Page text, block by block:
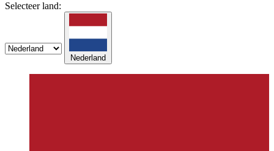
Selecteer land:
Nederland